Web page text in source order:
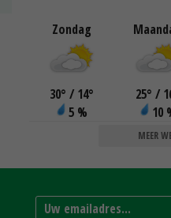
Zondag
30° / 14°
5 %
25° /
10
MEER